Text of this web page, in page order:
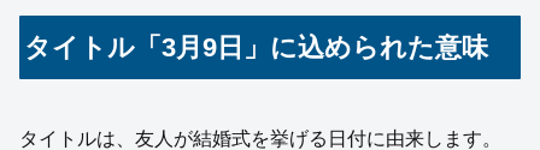
タイトル「3月9日」に込められた意味
タイトルは、友人が結婚式を挙げる日付に由来します。